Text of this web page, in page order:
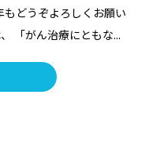
どうぞよろしくお願い
「がん治療にともな...